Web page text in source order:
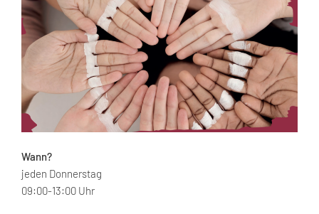
Wann?
jeden Donnerstag
09:00-13:00 Uhr